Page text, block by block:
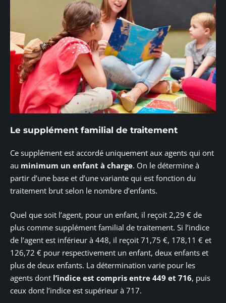
Le supplément familial de traitement
Ce supplément est accordé uniquement aux agents qui ont
au minimum un enfant à charge. On le détermine à
partir d’une base et d’une variante qui est fonction du
traitement brut selon le nombre d’enfants.
Quel que soit l’agent, pour un enfant, il reçoit 2,29 € de
plus comme supplément familial de traitement. Si l’indice
de l’agent est inférieur à 448, il reçoit 71,75 €, 178,11 € et
126,72 € pour respectivement un enfant, deux enfants et
plus de deux enfants. La détermination varie pour les
agents dont l’indice est compris entre 449 et 716, puis
ceux dont l’indice est supérieur à 717.